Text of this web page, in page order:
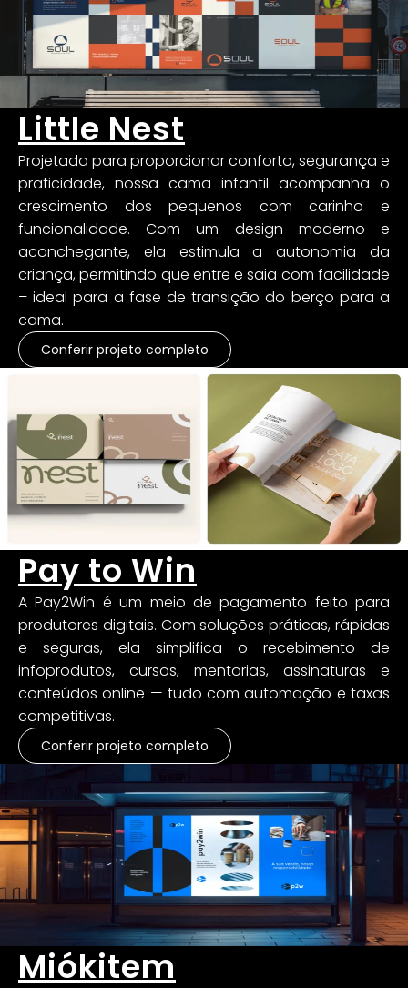
Little Nest
Projetada para proporcionar conforto, segurança e
praticidade, nossa cama infantil acompanha o
crescimento dos pequenos com carinho e
funcionalidade. Com um design moderno e
aconchegante, ela estimula a autonomia da
criança, permitindo que entre e saia com facilidade
– ideal para a fase de transição do berço para a
cama.
Conferir projeto completo
Pay to Win
A Pay2Win é um meio de pagamento feito para
produtores digitais. Com soluções práticas, rápidas
e seguras, ela simplifica o recebimento de
infoprodutos, cursos, mentorias, assinaturas e
conteúdos online — tudo com automação e taxas
competitivas.
Conferir projeto completo
Miókitem